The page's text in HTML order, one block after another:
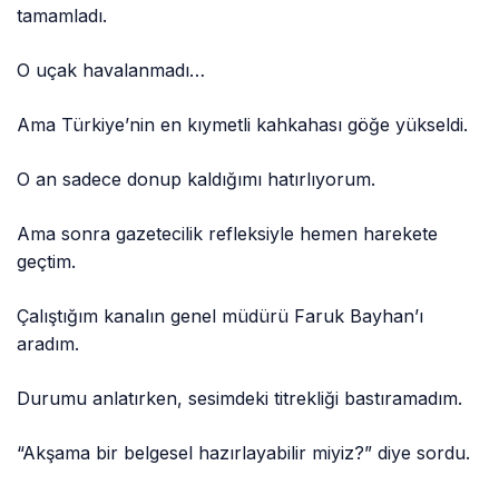
tamamladı.
O uçak havalanmadı…
Ama Türkiye’nin en kıymetli kahkahası göğe yükseldi.
O an sadece donup kaldığımı hatırlıyorum.
Ama sonra gazetecilik refleksiyle hemen harekete
geçtim.
Çalıştığım kanalın genel müdürü Faruk Bayhan’ı
aradım.
Durumu anlatırken, sesimdeki titrekliği bastıramadım.
“Akşama bir belgesel hazırlayabilir miyiz?” diye sordu.